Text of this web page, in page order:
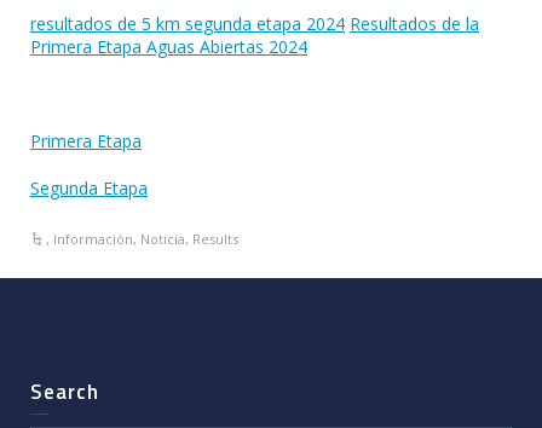
resultados de 5 km segunda etapa 2024 Resultados de la
Primera Etapa Aguas Abiertas 2024
Primera Etapa
Segunda Etapa
, Información, Noticia, Results
Search